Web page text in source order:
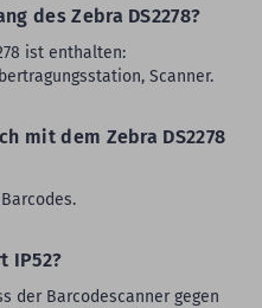
des Zebra DS2278?
ist enthalten:
Scanner.
mit dem Zebra DS2278
IP52?
der Barcodescanner gegen